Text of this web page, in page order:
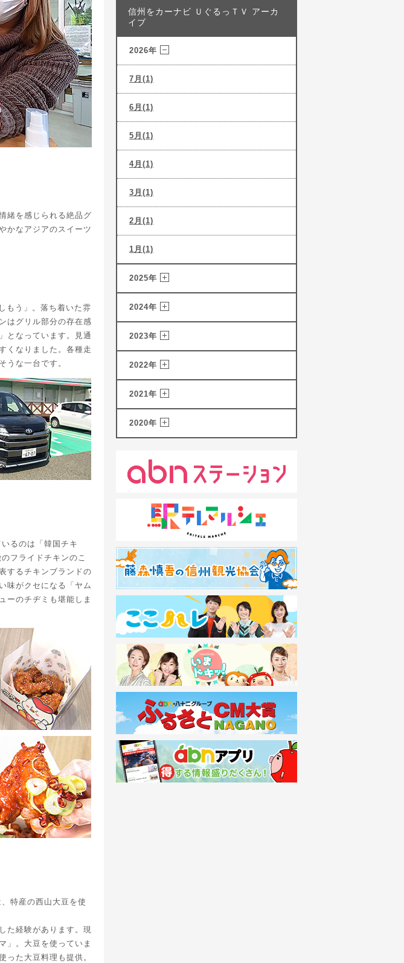
緒を感じられる絶品グ
かなアジアのスイーツ
もう」。落ち着いた雰
はグリル部分の存在感
となっています。見通
くなりました。各種走
うな一台です。
るのは「韓国チキ
フライドチキンのこ
するチキンブランドの
味がクセになる「ヤム
ーのチヂミも堪能しま
特産の西山大豆を使
た経験があります。現
」。大豆を使っていま
った大豆料理も提供。
信州をカーナビ ＵぐるっＴＶ アーカ
イブ
2026年
7月(1)
6月(1)
5月(1)
4月(1)
3月(1)
2月(1)
1月(1)
2025年
2024年
2023年
2022年
2021年
2020年